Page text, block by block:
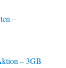
–
– 3GB